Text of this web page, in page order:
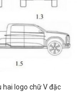
hai logo chữ V đặc